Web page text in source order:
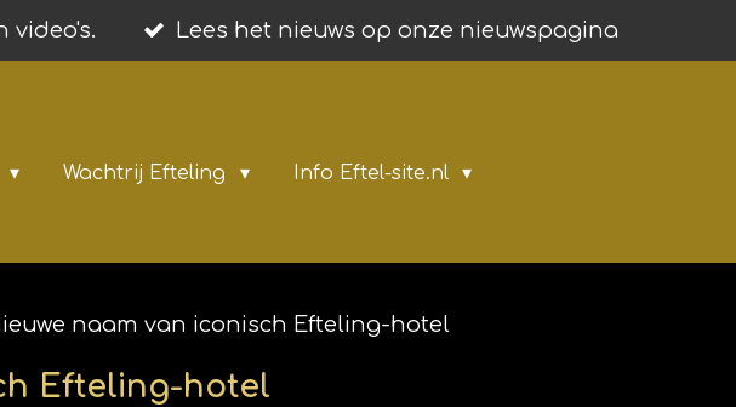
video's. Lees het nieuws op onze nieuwspagina
Wachtrij Efteling Info Eftel-site.nl
naam van iconisch Efteling-hotel
Efteling-hotel